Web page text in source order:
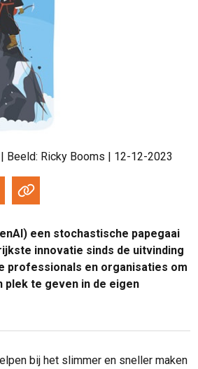
| Beeld: Ricky Booms | 12-12-2023
een stochastische papegaai
innovatie sinds de uitvinding
professionals en organisaties om
plek te geven in de eigen
bij het slimmer en sneller maken